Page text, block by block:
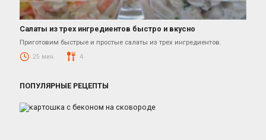
Салаты
Салаты из трех ингредиентов быстро и вкусно
Приготовим быстрые и простые салаты из трех ингредиентов.
25 мин. 4
ПОПУЛЯРНЫЕ РЕЦЕПТЫ